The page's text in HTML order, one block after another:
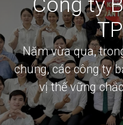
Năm vừa qua,
chung, các công ty
vị thế vững